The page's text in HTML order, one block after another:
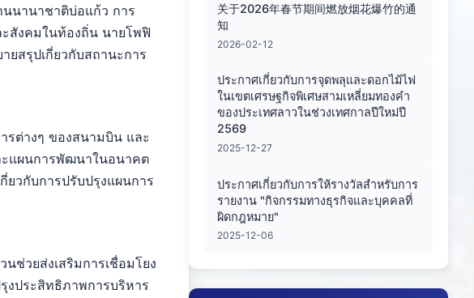
นนานาชาติบ่อแก้ว การ
สังคมในท้องถิ่น นายโพฟิ
สรุปเกี่ยวกับสถานะการ
รต่างๆ ของสนามบิน และ
ะแผนการพัฒนาในอนาคต
ยวกับการปรับปรุงแผนการ
ช่วยส่งเสริมการเชื่อมโยง
ประสิทธิภาพการบริหาร
关于2026年春节期间燃放烟花爆竹的通
知
2026-02-12
ประกาศเกี่ยวกับการจุดพลุและดอกไม้ไฟ
ในเขตเศรษฐกิจพิเศษสามเหลี่ยมทองคำ
ของประเทศลาวในช่วงเทศกาลปีใหม่ปี
2569
2025-12-27
ประกาศเกี่ยวกับการให้รางวัลสำหรับการ
รายงาน "กิจกรรมทางธุรกิจและบุคคลที่
ผิดกฎหมาย"
2025-12-06